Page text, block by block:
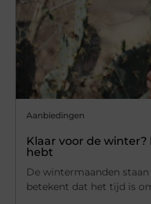
Aanbiedingen
Klaar voor de
hebt
De wintermaanden
betekent dat het tijd is